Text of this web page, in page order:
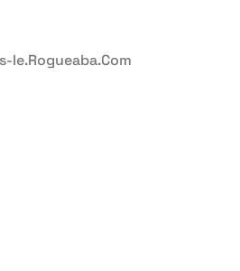
Ie.rogueaba.com